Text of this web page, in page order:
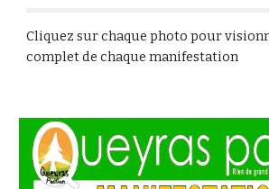
Cliquez sur chaque photo pour
complet de chaque manifestation